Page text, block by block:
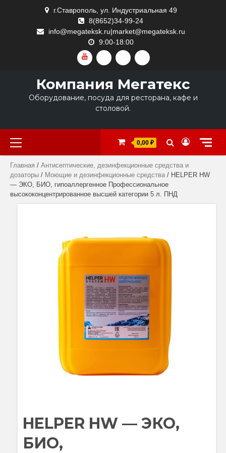
г.Ставрополь, ул. Индустриальная 49
8(8652)34-99-24
info@megateksk.ru|market@megateksk.ru
9:00-18:00
YOUTUBEVKVIDEORUTUBEDZEN
Компания Мегатекс
Оборудование, посуда для ресторана, кафе и
столовой.
Primary
Menu
0,00 ₽
Главная / Антисептические, дезинфекционные средства и
дозаторы / Моющие и дезинфекционные средства / HELPER HW
— ЭКО, БИО, гипоаллергенное Профессиональное
высококонцентрированное высшей категории 5 л. ПНД
HELPER HW — ЭКО,
БИО,